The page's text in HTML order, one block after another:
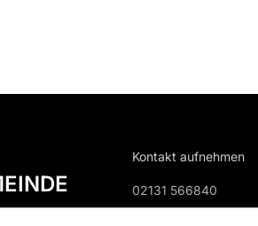
Kontakt aufnehmen
02131 566840